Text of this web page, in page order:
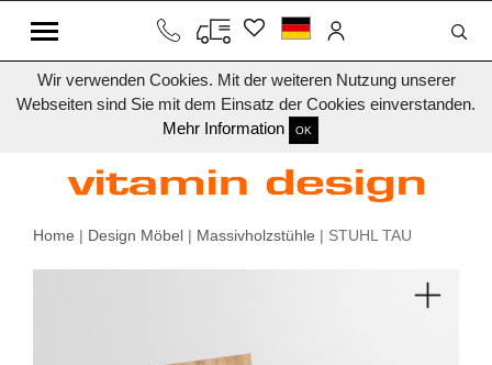
Wir verwenden Cookies. Mit der weiteren Nutzung unserer
Webseiten sind Sie mit dem Einsatz der Cookies einverstanden.
Mehr Information
OK
Home | Design Möbel | Massivholzstühle | STUHL TAU